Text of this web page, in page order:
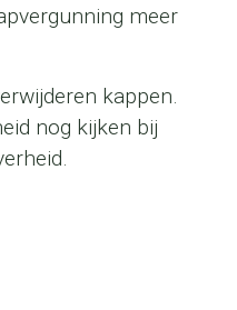
meer
kappen.
nog kijken bij